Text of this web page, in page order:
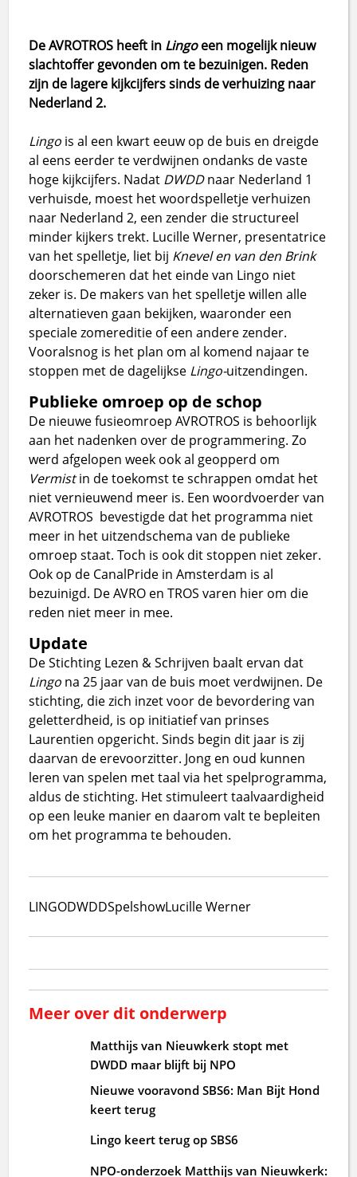
De AVROTROS heeft in Lingoeen mogelijk nieuw
slachtoffer gevonden om te bezuinigen. Reden
zijn de lagere kijkcijfers sinds de verhuizing naar
Nederland 2.
Lingo is al een kwart eeuw op de buis en dreigde
al eens eerder te verdwijnen ondanks de vaste
hoge kijkcijfers. Nadat DWDDnaar Nederland 1
verhuisde, moest het woordspelletje verhuizen
naar Nederland 2, een zender die structureel
minder kijkers trekt. Lucille Werner, presentatrice
van het spelletje, liet bij Knevel en van den Brink
doorschemeren dat het einde van Lingo niet
zeker is. De makers van het spelletje willen alle
alternatieven gaan bekijken, waaronder een
speciale zomereditie of een andere zender.
Vooralsnog is het plan om al komend najaar te
stoppen met de dagelijkse Lingo-uitzendingen.
Publieke omroep op de schop
De nieuwe fusieomroep AVROTROS is behoorlijk
aan het nadenken over de programmering. Zo
werd afgelopen week ook al geopperd om
Vermistin de toekomst te schrappen omdat het
niet vernieuwend meer is. Een woordvoerder van
AVROTROS bevestigde dat het programma niet
meer in het uitzendschema van de publieke
omroep staat. Toch is ook dit stoppen niet zeker.
Ook op de CanalPride in Amsterdam is al
bezuinigd. De AVRO en TROS varen hier om die
reden niet meer in mee.
Update
De Stichting Lezen & Schrijven baalt ervan dat
Lingo na 25 jaar van de buis moet verdwijnen. De
stichting, die zich inzet voor de bevordering van
geletterdheid, is op initiatief van prinses
Laurentien opgericht. Sinds begin dit jaar is zij
daarvan de erevoorzitter. Jong en oud kunnen
leren van spelen met taal via het spelprogramma,
aldus de stichting. Het stimuleert taalvaardigheid
op een leuke manier en daarom valt te bepleiten
om het programma te behouden.
LINGODWDDSpelshowLucille Werner
Meer over dit onderwerp
Matthijs van Nieuwkerk stopt met
DWDD maar blijft bij NPO
Nieuwe vooravond SBS6: Man Bijt Hond
keert terug
Lingo keert terug op SBS6
NPO-onderzoek Matthijs van Nieuwkerk: